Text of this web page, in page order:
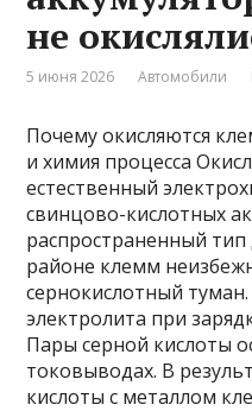
не
5 июня 2026 Автомобили
Почему окисляются
и химия процесса
естественный
свинцово-кислотных
распространенный
районе клемм
сернокислотный
электролита при
Пары серной кислоты
токовыводах. В
кислоты с металлом